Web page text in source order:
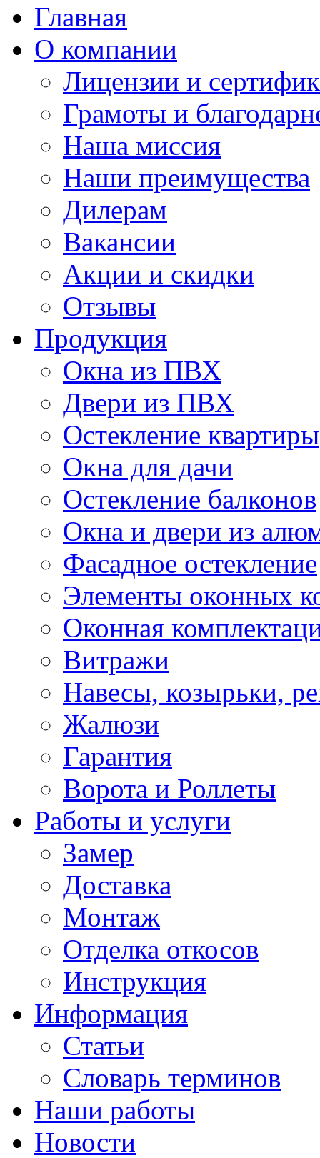
Главная
О компании
Лицензии и
Грамоты и
Наша миссия
Наши преимущества
Дилерам
Вакансии
Акции и скидки
Отзывы
Продукция
Окна из ПВХ
Двери из ПВХ
Остекление квартиры
Окна для дачи
Остекление балконов
Окна и двери из
Фасадное остекление
Элементы оконных
Оконная
Витражи
Навесы, козырьки,
Жалюзи
Гарантия
Ворота и Роллеты
Работы и услуги
Замер
Доставка
Монтаж
Отделка откосов
Инструкция
Информация
Статьи
Словарь терминов
Наши работы
Новости